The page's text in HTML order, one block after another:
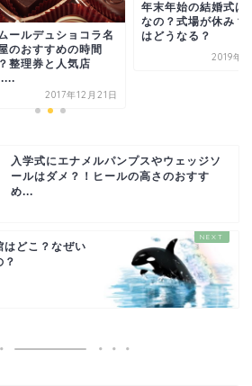
ールデュショコラ名
のおすすめの時間
整理券と人気店
2017年12月21日
年末年始の結婚式は
なの？式場が休み？
はどうなる？
2019年9
入学式にエナメルパンプスやウェッジソ
ールはダメ？！ヒールの高さのおすす
め...
はどこ？なぜい
？